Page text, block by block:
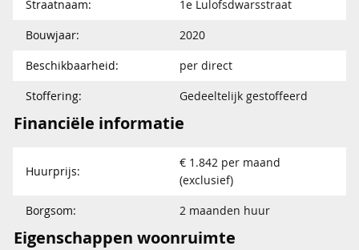
Straatnaam:
1e Lulofsdwarsstraat
Bouwjaar:
2020
Beschikbaarheid:
per direct
Stoffering:
Gedeeltelijk gestoffeerd
Financiële informatie
Huurprijs:
€ 1.842 per maand
(exclusief)
Borgsom:
2 maanden huur
Eigenschappen woonruimte